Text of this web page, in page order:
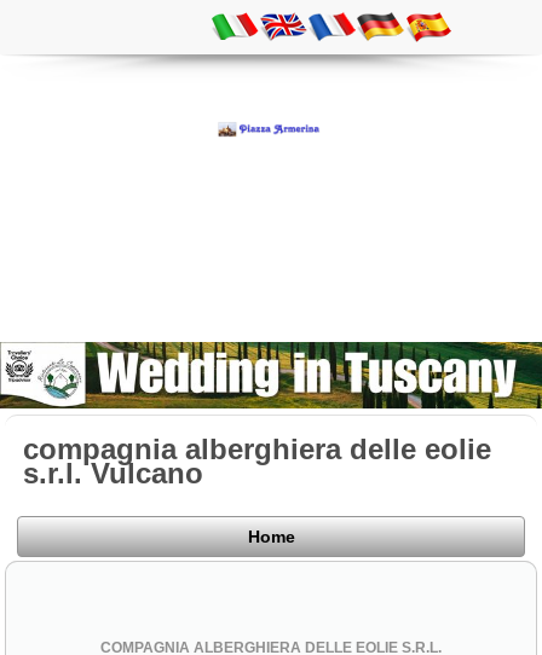
compagnia alberghiera delle eolie
s.r.l. Vulcano
Home
COMPAGNIA ALBERGHIERA DELLE EOLIE S.R.L.